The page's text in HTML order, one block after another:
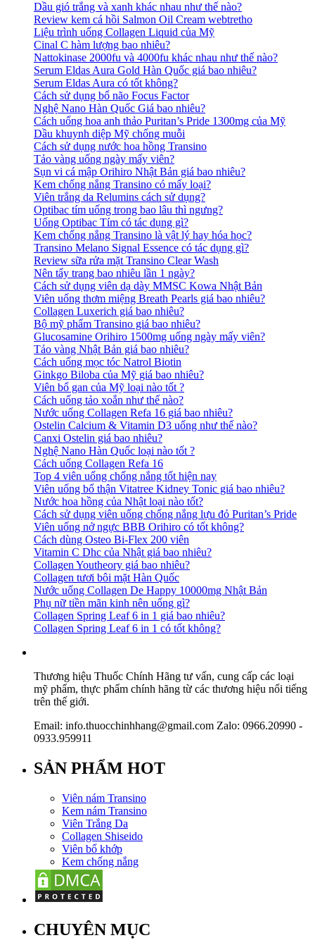
Dầu gió trắng và xanh khác nhau như thế nào?
Review kem cá hồi Salmon Oil Cream webtretho
Liệu trình uống Collagen Liquid của Mỹ
Cinal C hàm lượng bao nhiêu?
Nattokinase 2000fu và 4000fu khác nhau như thế nào?
Serum Eldas Aura Gold Hàn Quốc giá bao nhiêu?
Serum Eldas Aura có tốt không?
Cách sử dụng bổ não Focus Factor
Nghệ Nano Hàn Quốc Giá bao nhiêu?
Cách uống hoa anh thảo Puritan’s Pride 1300mg của Mỹ
Dầu khuynh diệp Mỹ chống muỗi
Cách sử dụng nước hoa hồng Transino
Tảo vàng uống ngày mấy viên?
Sụn vi cá mập Orihiro Nhật Bản giá bao nhiêu?
Kem chống nắng Transino có mấy loại?
Viên trắng da Relumins cách sử dụng?
Optibac tím uống trong bao lâu thì ngưng?
Uống Optibac Tím có tác dụng gì?
Kem chống nắng Transino là vật lý hay hóa học?
Transino Melano Signal Essence có tác dụng gì?
Review sữa rửa mặt Transino Clear Wash
Nên tẩy trang bao nhiêu lần 1 ngày?
Cách sử dụng viên dạ dày MMSC Kowa Nhật Bản
Viên uống thơm miệng Breath Pearls giá bao nhiêu?
Collagen Luxerich giá bao nhiêu?
Bộ mỹ phẩm Transino giá bao nhiêu?
Glucosamine Orihiro 1500mg uống ngày mấy viên?
Tảo vàng Nhật Bản giá bao nhiêu?
Cách uống mọc tóc Natrol Biotin
Ginkgo Biloba của Mỹ giá bao nhiêu?
Viên bổ gan của Mỹ loại nào tốt ?
Cách uống tảo xoắn như thế nào?
Nước uống Collagen Refa 16 giá bao nhiêu?
Ostelin Calcium & Vitamin D3 uống như thế nào?
Canxi Ostelin giá bao nhiêu?
Nghệ Nano Hàn Quốc loại nào tốt ?
Cách uống Collagen Refa 16
Top 4 viên uống chống nắng tốt hiện nay
Viên uống bổ thận Vitatree Kidney Tonic giá bao nhiêu?
Nước hoa hồng của Nhật loại nào tốt?
Cách sử dụng viên uống chống nắng lựu đỏ Puritan’s Pride
Viên uống nở ngực BBB Orihiro có tốt không?
Cách dùng Osteo Bi-Flex 200 viên
Vitamin C Dhc của Nhật giá bao nhiêu?
Collagen Youtheory giá bao nhiêu?
Collagen tươi bôi mặt Hàn Quốc
Nước uống Collagen De Happy 10000mg Nhật Bản
Phụ nữ tiền mãn kinh nên uống gì?
Collagen Spring Leaf 6 in 1 giá bao nhiêu?
Collagen Spring Leaf 6 in 1 có tốt không?
Thương hiệu Thuốc Chính Hãng tư vấn, cung cấp các loại
mỹ phẩm, thực phẩm chính hãng từ các thương hiệu nổi tiếng
trên thế giới.
Email: info.thuocchinhhang@gmail.com Zalo: 0966.20990 -
0933.959911
SẢN PHẨM HOT
Viên nám Transino
Kem nám Transino
Viên Trắng Da
Collagen Shiseido
Viên bổ khớp
Kem chống nắng
CHUYÊN MỤC